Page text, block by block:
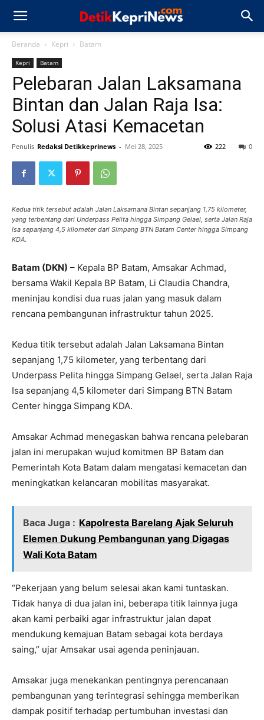
Beranda Kepri Batam
Kepri Batam
Pelebaran Jalan Laksamana
Bintan dan Jalan Raja Isa:
Solusi Atasi Kemacetan
Penulis Redaksi Detikkeprinews - Mei 28, 2025 0
222
Kedua titik tersebut adalah Jalan Laksamana Bintan sepanjang 1,75 kilometer,
yang terbentang dari Underpass Pelita hingga Simpang Gelael, serta Jalan Raja
Isa sepanjang 4,5 kilometer dari Simpang BTN Batam Center hingga Simpang
KDA.
Batam (DKN) – Kepala BP Batam, Amsakar Achmad,
bersama Wakil Kepala BP Batam, Li Claudia Chandra,
meninjau kondisi dua ruas jalan yang masuk dalam
rencana pembangunan infrastruktur tahun 2025.
Kedua titik tersebut adalah Jalan Laksamana Bintan
sepanjang 1,75 kilometer, yang terbentang dari
Underpass Pelita hingga Simpang Gelael, serta Jalan Raja
Isa sepanjang 4,5 kilometer dari Simpang BTN Batam
Center hingga Simpang KDA.
Amsakar Achmad menegaskan bahwa rencana pelebaran
jalan ini merupakan wujud komitmen BP Batam dan
Pemerintah Kota Batam dalam mengatasi kemacetan dan
meningkatkan kelancaran mobilitas masyarakat.
Baca Juga : Kapolresta Barelang Ajak Seluruh
Elemen Dukung Pembangunan yang Digagas
Wali Kota Batam
“Pekerjaan yang belum selesai akan kami tuntaskan.
Tidak hanya di dua jalan ini, beberapa titik lainnya juga
akan kami perbaiki agar infrastruktur jalan dapat
mendukung kemajuan Batam sebagai kota berdaya
saing,” ujar Amsakar usai agenda peninjauan.
Amsakar juga menekankan pentingnya perencanaan
pembangunan yang terintegrasi sehingga memberikan
dampak positif terhadap pertumbuhan investasi dan